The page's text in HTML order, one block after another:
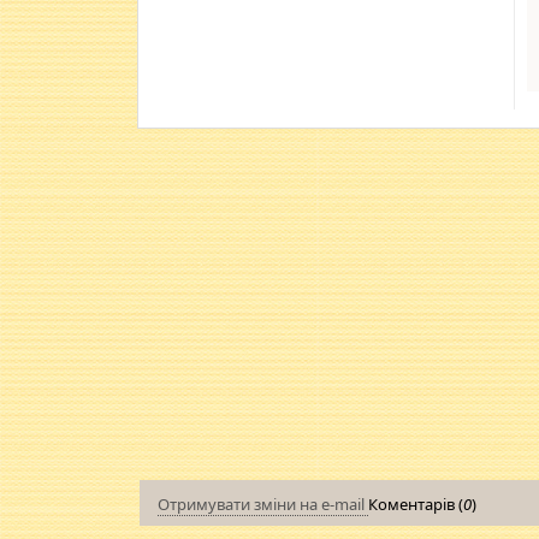
Отримувати зміни на e-mail Коментарів (0)